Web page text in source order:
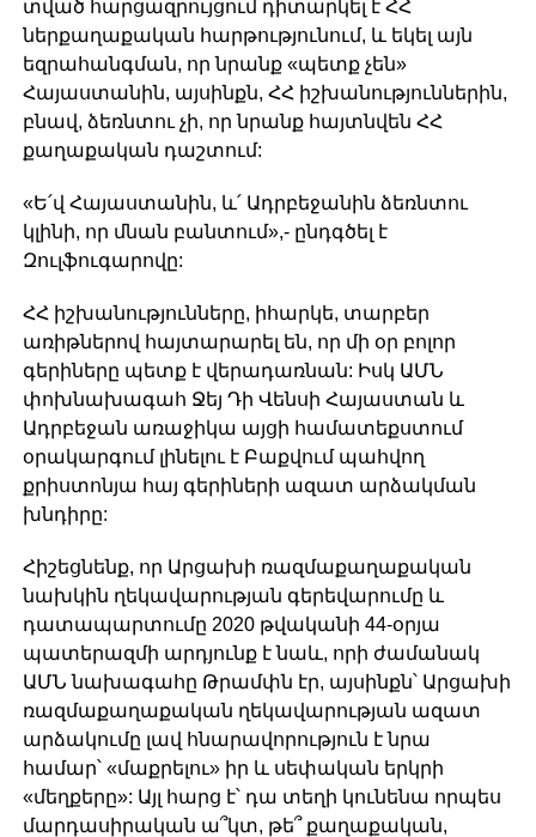
տված հարցազրույցում դիտարկել է ՀՀ
ներքաղաքական հարթությունում, և եկել այն
եզրահանգման, որ նրանք «պետք չեն»
Հայաստանին, այսինքն, ՀՀ իշխանություններին,
բնավ, ձեռնտու չի, որ նրանք հայտնվեն ՀՀ
քաղաքական դաշտում:
«Ե՛վ Հայաստանին, և՛ Ադրբեջանին ձեռնտու
կլինի, որ մնան բանտում»,- ընդգծել է
Զուլֆուգարովը:
ՀՀ իշխանությունները, իհարկե, տարբեր
առիթներով հայտարարել են, որ մի օր բոլոր
գերիները պետք է վերադառնան: Իսկ ԱՄՆ
փոխնախագահ Ջեյ Դի Վենսի Հայաստան և
Ադրբեջան առաջիկա այցի համատեքստում
օրակարգում լինելու է Բաքվում պահվող
քրիստոնյա հայ գերիների ազատ արձակման
խնդիրը:
Հիշեցնենք, որ Արցախի ռազմաքաղաքական
նախկին ղեկավարության գերեվարումը և
դատապարտումը 2020 թվականի 44-օրյա
պատերազմի արդյունք է նաև, որի ժամանակ
ԱՄՆ նախագահը Թրամփն էր, այսինքն՝ Արցախի
ռազմաքաղաքական ղեկավարության ազատ
արձակումը լավ հնարավորություն է նրա
համար՝ «մաքրելու» իր և սեփական երկրի
«մեղքերը»: Այլ հարց է՝ դա տեղի կունենա որպես
մարդասիրական ա՞կտ, թե՞ քաղաքական,